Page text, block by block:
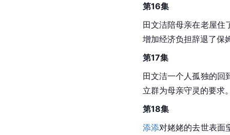
第16集
田文洁陪母亲在老屋住
增加经济负担辞退了保
第17集
田文洁一个人孤独的回
立群为母亲守灵的要求
第18集
添添对姥姥的去世表面